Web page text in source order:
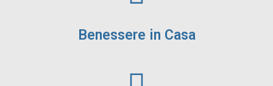
Benessere in Casa